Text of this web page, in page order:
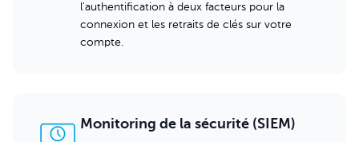
l'authentification à deux facteurs pour la
connexion et les retraits de clés sur votre
compte.
Monitoring de la sécurité (SIEM)